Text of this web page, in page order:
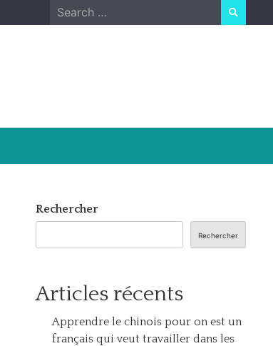
Search
for:
Rechercher
Rechercher
Articles récents
Apprendre le chinois pour on est un
français qui veut travailler dans les